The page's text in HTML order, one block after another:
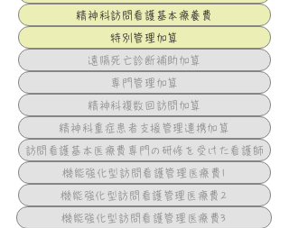
精神科訪問看護基本療養費
特別管理加算
遠隔死亡診断補助加算
専門管理加算
精神科複数回訪問加算
精神科重症患者支援管理連携加算
訪問看護基本医療費専門の研修を受けた看護師
機能強化型訪問看護管理医療費1
機能強化型訪問看護管理医療費2
機能強化型訪問看護管理医療費3